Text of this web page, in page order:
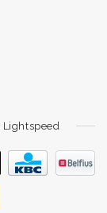
Lightspeed